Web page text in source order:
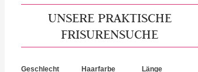
UNSERE PRAKTISCHE
FRISURENSUCHE
Geschlecht Haarfarbe Länge